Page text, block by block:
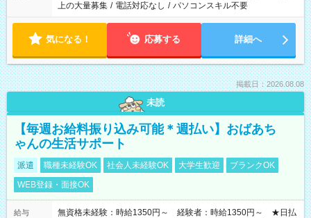
上の大量募集 / 電話対応なし / パソコンスキル不要
気になる！ 応募する 詳細へ
掲載日：2026.08.08
未読
【毎週お給料振り込み可能＊週払い】おばあち
ゃんの生活サポート
派遣 職種未経験OK 社会人未経験OK 大学生歓迎
ブランクOK
WEB登録・面接OK
給与
無資格未経験：時給1350円～ 経験者：時給1350円～ ★日払